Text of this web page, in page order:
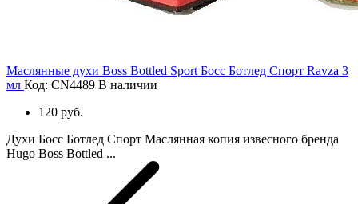
Маслянные духи Boss Bottled Sport Босс Ботлед Спорт Ravza 3
мл Код: CN4489 В наличии
120 руб.
Духи Босс Ботлед Спорт Маслянная копия извесного бренда
Hugo Boss Bottled ...